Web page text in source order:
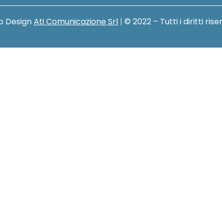
DesignAti Comunicazione Srl | © 2022 – Tutti i diritti